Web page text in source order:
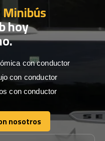
Minibús
hoy
con conductor
con conductor
con conductor
nosotros
nosotros